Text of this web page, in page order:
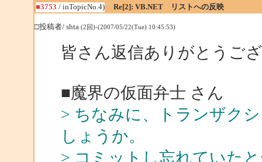
■3753 / inTopicNo.4) Re[2]: VB.NET リストへの反映
□投稿者/ shta (2回)-(2007/05/22(Tue) 10:45:53)
皆さん返信ありがとうご
■魔界の仮面弁士 さん
> ちなみに、トランザク
しょうか。
> コミットし忘れていた